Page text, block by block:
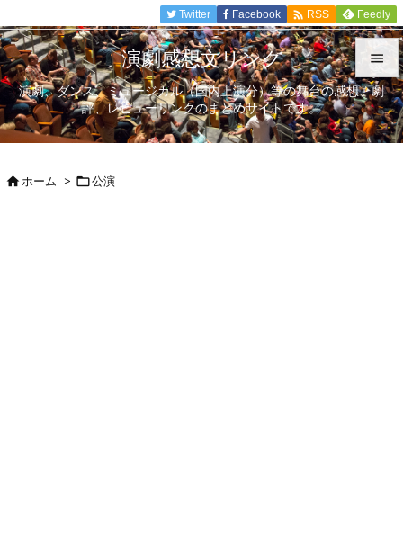


メニュ

Twitter Facebook  RSS Feedly
演劇感想文リンク
演劇、ダンス、ミュージカル（国内上演分）等の舞台の感想、劇
評、レビューリンクのまとめサイトです。
ホーム > 公演